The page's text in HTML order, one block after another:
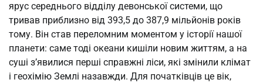
ярус середнього відділу девонської системи, що
тривав приблизно від 393,5 до 387,9 мільйонів років
тому. Він став переломним моментом у історії нашої
планети: саме тоді океани кишіли новим життям, а на
суші з’явилися перші справжні ліси, які змінили клімат
і геохімію Землі назавжди. Для початківців це вік,